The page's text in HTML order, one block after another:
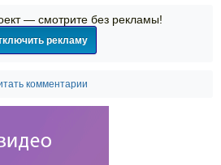
— смотрите без рекламы!
рекламу
комментарии